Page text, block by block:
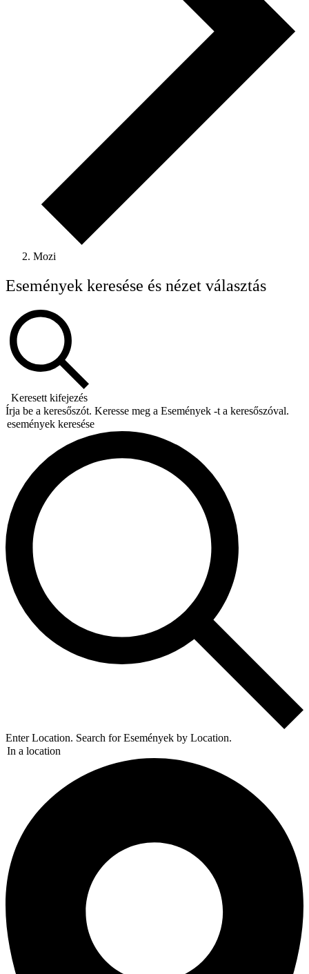
Mozi
Események keresése és nézet választás
Keresett kifejezés
Írja be a keresőszót. Keresse meg a Események -t a keresőszóval.
Enter Location. Search for Események by Location.